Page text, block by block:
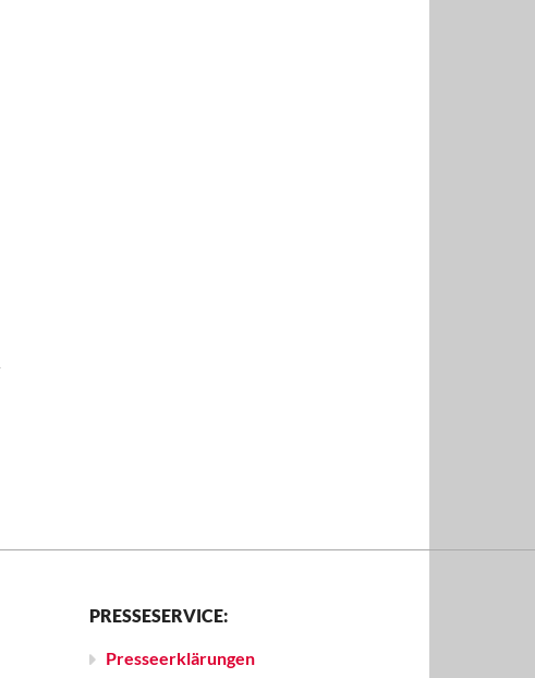
PRESSESERVICE:
Presseerklärungen